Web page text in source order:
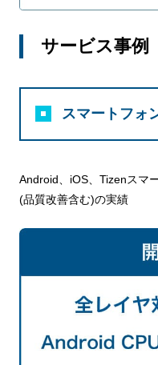
サービス事例
スマートフォ
Android、iOS、Tizenスマ
(品質改善含む)の実績